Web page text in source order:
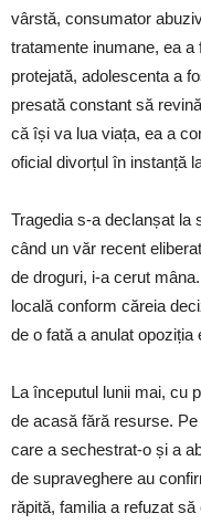
vârstă, consumator
tratamente inumane, ea a
protejată, adolescenta a
presată constant să
că își va lua viața, ea a
oficial divorțul în instanță
Tragedia s-a declanșat la
când un văr recent
de droguri, i-a cerut
locală conform căreia
de o fată a anulat opoziția
La începutul lunii mai, cu
de acasă fără resurse.
care a sechestrat-o și a
de supraveghere au
răpită, familia a refuzat